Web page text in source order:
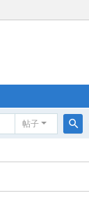
帖子
索